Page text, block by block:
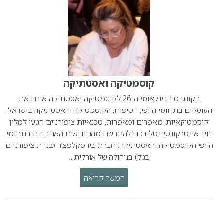
קוסמטיקה ואסטתיקה
הקונגרס הבינלאומי ה-26 לקוסמטיקה ואסטתיקה אירח את
העוסקים בתחומי היופי, הטיפוח, הקוסמטיקה והאסטתיקה בישראל.
קוסמטיקאיות, מאפרים ומאפרות, טכנאיות ציפורניים הגיעו למלון
דויד אינטרקונטיננטל בכדי להתרשם מהחידושים האחרונים בתחומי
היופי הקוסמטיקה והאסטתיקה. חברת ביו סקלפצ’ר (בניית ציפורניים
בג’ל) בניהולה של אורלית…
המשך קריאה